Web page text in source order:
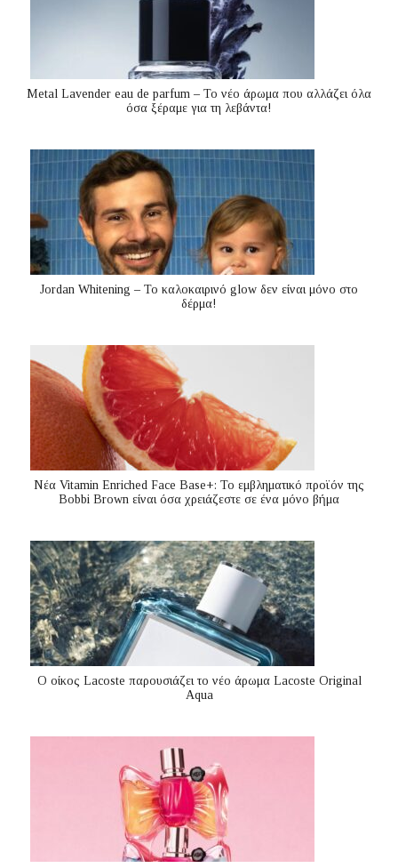
Metal Lavender eau de parfum – Το νέο άρωμα που αλλάζει όλα
όσα ξέραμε για τη λεβάντα!
Jordan Whitening – Το καλοκαιρινό glow δεν είναι μόνο στο
δέρμα!
Nέα Vitamin Enriched Face Base+: Το εμβληματικό προϊόν της
Bobbi Brown είναι όσα χρειάζεστε σε ένα μόνο βήμα
Ο οίκος Lacoste παρουσιάζει το νέο άρωμα Lacoste Original
Aqua